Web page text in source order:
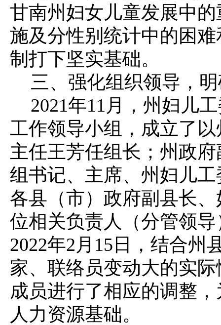
甘南州妇女儿童发展中
施及分性别统计中的困
制打下坚实基础。
三、强化组织领导，
2021年11月，州妇儿
工作领导小组，成立了
主任王芳任组长；州政
组书记、主席、州妇儿
各县（市）政府副县长
位相关负责人（分管领
2022年2月15日，结合州
家、联络员变动大的实
成员进行了相应的调整
人力资源基础。